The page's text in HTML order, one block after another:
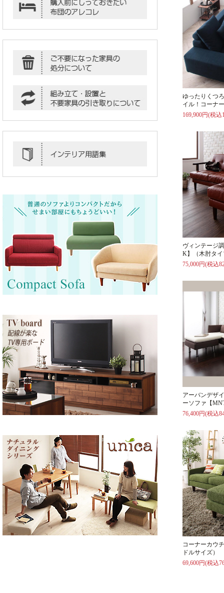
ゆったりくつ
イル！コーナ
169,900円(税込
ヴィンテージ
K】（木肘タ
75,000円(税込
アーバンデザ
ーソファ【
76,400円(税込
コーナーカウ
ドルサイズ）
69,600円(税込